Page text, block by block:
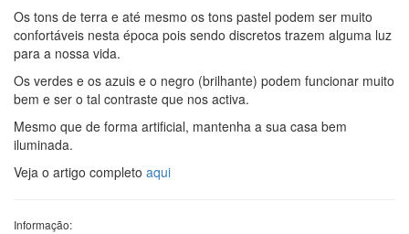
Os tons de terra e até mesmo os tons pastel podem ser muito
confortáveis nesta época pois sendo discretos trazem alguma luz
para a nossa vida.
Os verdes e os azuis e o negro (brilhante) podem funcionar muito
bem e ser o tal contraste que nos activa.
Mesmo que de forma artificial, mantenha a sua casa bem
iluminada.
Veja o artigo completo aqui
Informação: